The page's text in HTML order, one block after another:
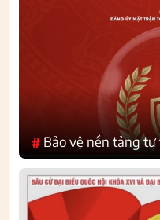
# Bảo vệ nền tảng